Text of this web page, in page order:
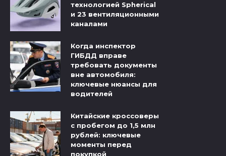
технологией Spherical
и 23 вентиляционными
каналами
Когда инспектор
ГИБДД вправе
требовать документы
вне автомобиля:
ключевые нюансы для
водителей
Китайские кроссоверы
с пробегом до 1,5 млн
рублей: ключевые
моменты перед
покупкой